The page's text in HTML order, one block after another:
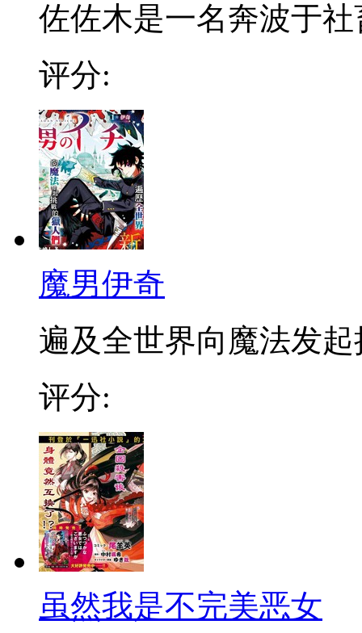
佐佐木是一名奔波于社
评分:
魔男伊奇
遍及全世界向魔法发起
评分:
虽然我是不完美恶女